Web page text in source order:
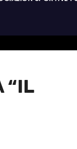
“IL